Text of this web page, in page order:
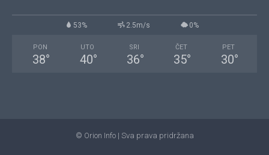
53% 2.5m/s 0%
PON
38°
UTO
40°
SRI
36°
ČET
35°
PET
30°
© Orion Info | Sva prava pridržana